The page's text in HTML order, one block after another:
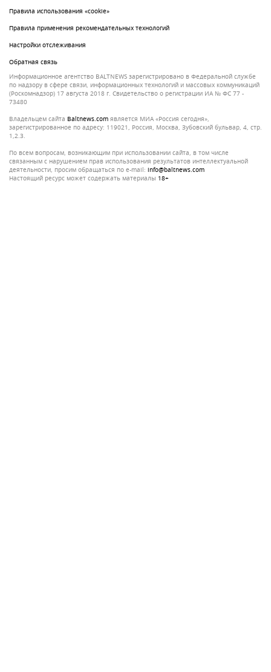
Правила использования «cookie»
Правила применения рекомендательных технологий
Настройки отслеживания
Обратная связь
Информационное агентство BALTNEWS зарегистрировано в Федеральной службе
по надзору в сфере связи, информационных технологий и массовых коммуникаций
(Роскомнадзор) 17 августа 2018 г. Свидетельство о регистрации ИА № ФС 77 -
73480
Владельцем сайта
baltnews.com является МИА «Россия сегодня»,
зарегистрированное по адресу: 119021, Россия, Москва, Зубовский бульвар, 4, стр.
1,2.3.
По всем вопросам, возникающим при использовании сайта, в том числе
связанным с нарушением прав использования результатов интеллектуальной
деятельности, просим обращаться по e-mail: info@baltnews.com
Настоящий ресурс может содержать материалы 18+